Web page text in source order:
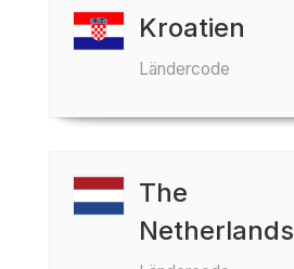
Kroatien
Ländercode
The
Netherlands